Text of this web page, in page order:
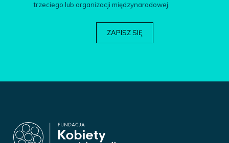
trzeciego lub organizacji międzynarodowej.